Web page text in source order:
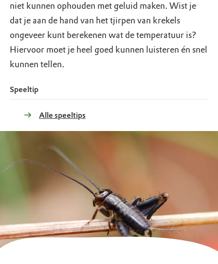
niet kunnen ophouden met geluid maken. Wist je
dat je aan de hand van het tjirpen van krekels
ongeveer kunt berekenen wat de temperatuur is?
Hiervoor moet je heel goed kunnen luisteren én snel
kunnen tellen.
Speeltip
Alle speeltips